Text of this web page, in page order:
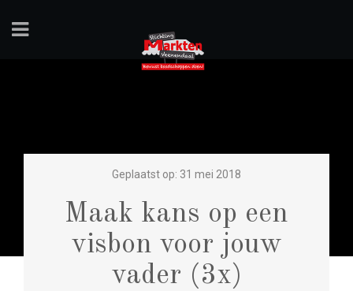
Geplaatst op: 31 mei 2018
Maak kans op een
visbon voor jouw
vader (3x)